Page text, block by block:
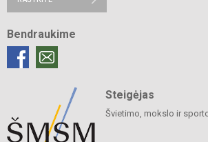
Bendraukime
Steigėjas
Švietimo, mokslo ir